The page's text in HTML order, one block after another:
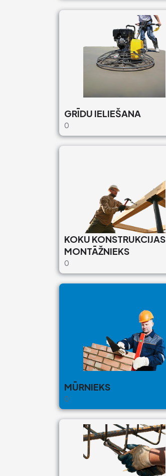
GRĪDU IELIEŠANA
0
KOKU KONSTRUKCIJAS
MONTĀŽNIEKS
0
MŪRNIEKS
0